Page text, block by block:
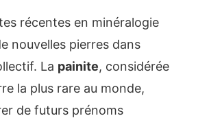
récentes en minéralogie
nouvelles pierres dans
La painite, considérée
la plus rare au monde,
de futurs prénoms